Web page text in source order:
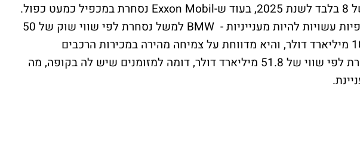
למשל נסחרת במכפיל רווח של 8 בלבד לשנת 2025, בעוד ש-Exxon Mobil נסחרת במכפיל כמעט כפול.
בנוסף, גם חברות הרכב האירופיות עשויות להיות מענייניות - BMW למשל נסחרת לפי שווי שוק של 50
מיליארד דולר עם מזומן של 10 מיליארד דולר, והיא מדווחת על צמיחה מהירה במכירות הרכבים
החשמליים שלה. מרצדס נסחרת לפי שווי של 51.8 מיליארד דולר, דומה למזומנים שיש לה בקופה, מה